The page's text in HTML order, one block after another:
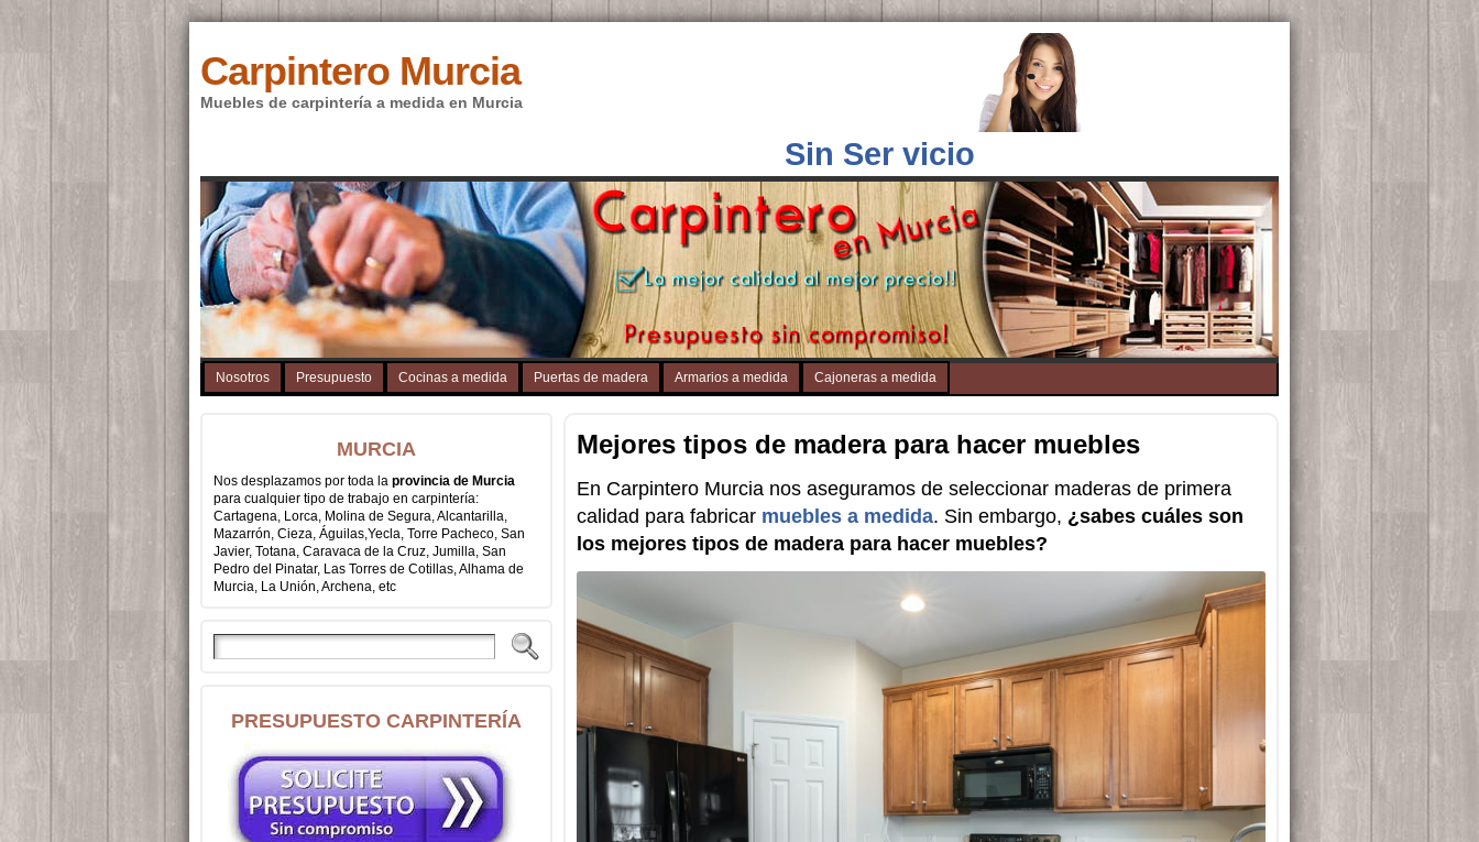
Carpintero Murcia
Muebles de carpintería a medida en Murcia
Sin Ser vicio
Nosotros Presupuesto Cocinas a medida Puertas de madera Armarios a medida Cajoneras a medida
MURCIA
Nos desplazamos por toda la provincia de Murcia
para cualquier tipo de trabajo en carpintería:
Cartagena, Lorca, Molina de Segura, Alcantarilla,
Mazarrón, Cieza, Águilas,Yecla, Torre Pacheco, San
Javier, Totana, Caravaca de la Cruz, Jumilla, San
Pedro del Pinatar, Las Torres de Cotillas, Alhama de
Murcia, La Unión, Archena, etc
PRESUPUESTO CARPINTERÍA
Mejores tipos de madera para hacer muebles
En Carpintero Murcia nos aseguramos de seleccionar maderas de primera
calidad para fabricar muebles a medida. Sin embargo, ¿sabes cuáles son
los mejores tipos de madera para hacer muebles?